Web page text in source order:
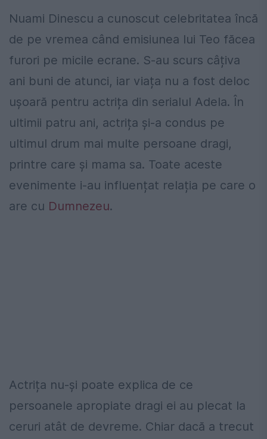
Nuami Dinescu a cunoscut celebritatea încă
de pe vremea când emisiunea lui Teo făcea
furori pe micile ecrane. S-au scurs câțiva
ani buni de atunci, iar viața nu a fost deloc
ușoară pentru actrița din serialul Adela. În
ultimii patru ani, actrița și-a condus pe
ultimul drum mai multe persoane dragi,
printre care și mama sa. Toate aceste
evenimente i-au influențat relația pe care o
are cu Dumnezeu.
Actrița nu-și poate explica de ce
persoanele apropiate dragi ei au plecat la
ceruri atât de devreme. Chiar dacă a trecut